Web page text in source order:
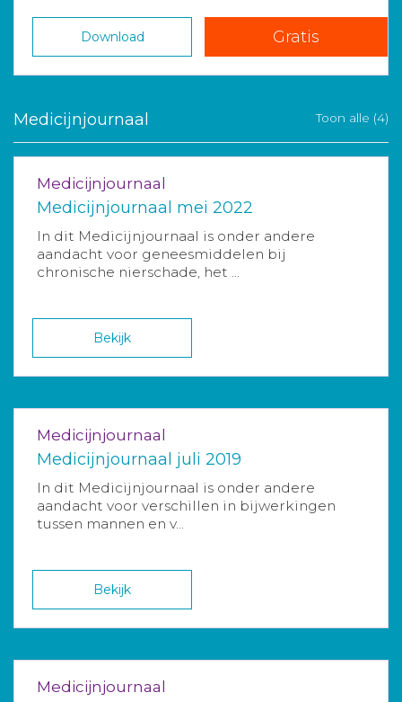
Download Gratis
Medicijnjournaal Toon alle (4)
Medicijnjournaal
Medicijnjournaal mei 2022
In dit Medicijnjournaal is onder andere
aandacht voor geneesmiddelen bij
chronische nierschade, het ...
Bekijk
Medicijnjournaal
Medicijnjournaal juli 2019
In dit Medicijnjournaal is onder andere
aandacht voor verschillen in bijwerkingen
tussen mannen en v...
Bekijk
Medicijnjournaal